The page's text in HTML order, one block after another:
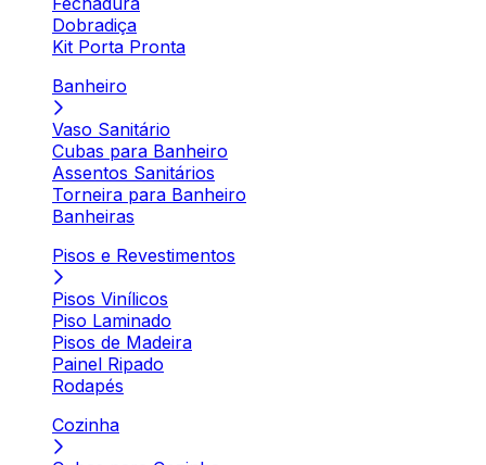
Dobradiça
Kit Porta Pronta
Banheiro
Vaso Sanitário
Cubas para Banheiro
Assentos Sanitários
Torneira para Banheiro
Banheiras
Pisos e Revestimentos
Pisos Vinílicos
Piso Laminado
Pisos de Madeira
Painel Ripado
Rodapés
Cozinha